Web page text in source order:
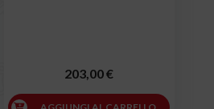
203,00 €